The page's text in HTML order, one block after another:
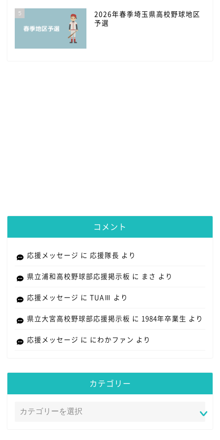
5
2026年春季埼玉県高校野球地区
予選
コメント
応援メッセージ に 応援隊長 より
県立浦和高校野球部応援掲示板 に まさ より
応援メッセージ に TUAⅢ より
県立大宮高校野球部応援掲示板 に 1984年卒業生 より
応援メッセージ に にわかファン より
カテゴリー